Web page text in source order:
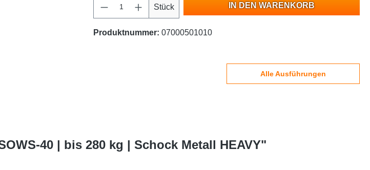
Stück IN DEN WARENKORB
Produktnummer: 07000501010
Alle Ausführungen
40 | bis 280 kg | Schock Metall HEAVY"